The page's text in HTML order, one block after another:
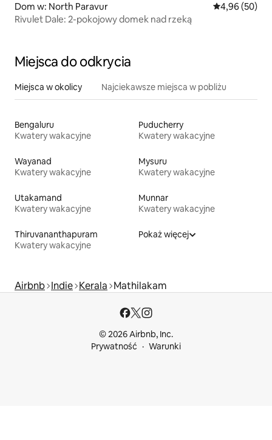
Dom w: North Paravur Średnia
4,96 (50)
Rivulet Dale: 2-pokojowy domek nad rzeką
Miejsca do odkrycia
Miejsca w okolicy Najciekawsze miejsca w pobliżu
Bengaluru
Kwatery wakacyjne
Puducherry
Kwatery wakacyjne
Wayanad
Kwatery wakacyjne
Mysuru
Kwatery wakacyjne
Utakamand
Kwatery wakacyjne
Munnar
Kwatery wakacyjne
Thiruvananthapuram
Kwatery wakacyjne
Pokaż więcej
Airbnb Indie Kerala Mathilakam
© 2026 Airbnb, Inc.
Prywatność
Warunki